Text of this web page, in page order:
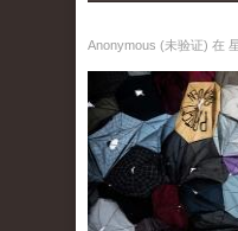
Anonymous (未验证) 在
hk.jpg